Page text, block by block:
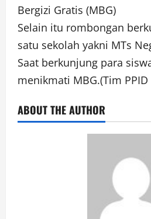
Bergizi Gratis (MBG)
Selain itu rombongan
satu sekolah yakni MTs
Saat berkunjung para
menikmati MBG.(Tim
ABOUT THE AUTHOR